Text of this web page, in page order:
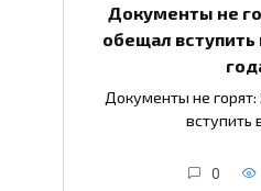
Документы не
обещал
Документы не
вступить
0